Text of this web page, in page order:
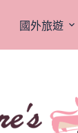
國外旅遊